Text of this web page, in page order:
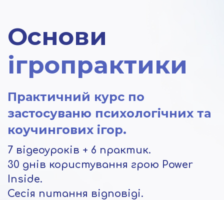
Основи
ігропрактики
Практичний курс по
застосуваню психологічних та
коучингових ігор.
7 відеоуроків + 6 практик.
30 днів користування грою Power
Inside.
Сесія питання відповіді.